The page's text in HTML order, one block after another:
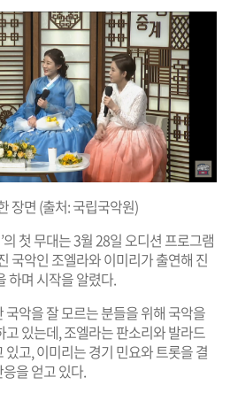
장면 (출처: 국립국악원)
의 첫 무대는 3월 28일 오디션 프로그램
국악인 조엘라와 이미리가 출연해 진
하며 시작을 알렸다.
악을 잘 모르는 분들을 위해 국악을
있는데, 조엘라는 판소리와 발라드
고, 이미리는 경기 민요와 트롯을 결
을 얻고 있다.